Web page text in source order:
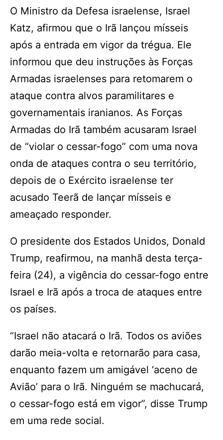
O Ministro da Defesa israelense, Israel
Katz, afirmou que o Irã lançou mísseis
após a entrada em vigor da trégua. Ele
informou que deu instruções às Forças
Armadas israelenses para retomarem o
ataque contra alvos paramilitares e
governamentais iranianos. As Forças
Armadas do Irã também acusaram Israel
de “violar o cessar-fogo” com uma nova
onda de ataques contra o seu território,
depois de o Exército israelense ter
acusado Teerã de lançar mísseis e
ameaçado responder.
O presidente dos Estados Unidos, Donald
Trump, reafirmou, na manhã desta terça-
feira (24), a vigência do cessar-fogo entre
Israel e Irã após a troca de ataques entre
os países.
“Israel não atacará o Irã. Todos os aviões
darão meia-volta e retornarão para casa,
enquanto fazem um amigável ‘aceno de
Avião’ para o Irã. Ninguém se machucará,
o cessar-fogo está em vigor”, disse Trump
em uma rede social.